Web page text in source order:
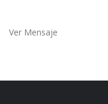
Ver Mensaje